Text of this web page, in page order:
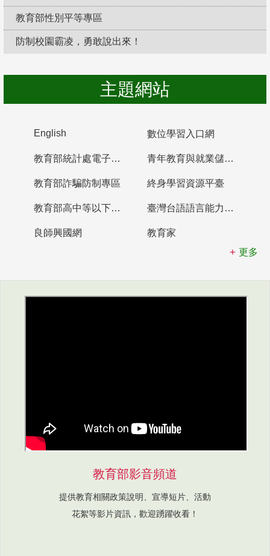
教育部性別平等專區
防制校園霸凌，勇敢說出來！
主題網站
English 數位學習入口網
教育部統計處電子書櫃 青年教育與就業儲蓄帳戶
教育部詐騙防制專區 終身學習資源平臺
教育部高中等以下學校及幼兒園教師資格檢定考試 臺灣台語語言能力認證網站
良師興國網
教育家
更多
教育部影音頻道
提供教育相關政策說明、宣導短片、活動
花絮等影片資訊，歡迎踴躍收看！